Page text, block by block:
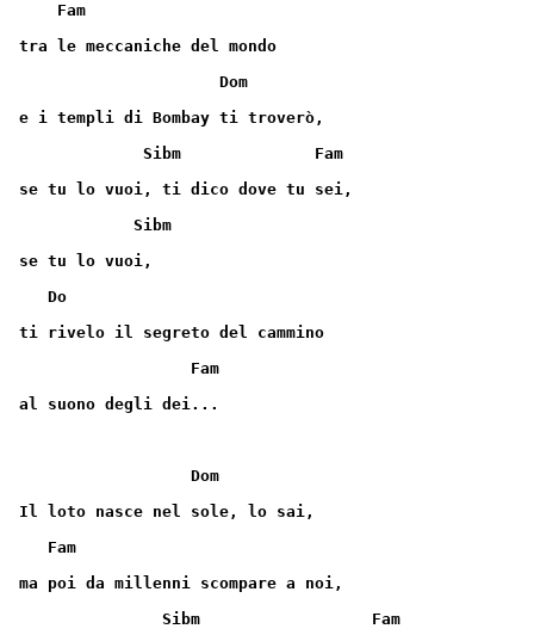
    Fam
tra le meccaniche del mondo
                     Dom
e i templi di Bombay ti troverò,
             Sibm              Fam
se tu lo vuoi, ti dico dove tu sei,
            Sibm
se tu lo vuoi,
   Do
ti rivelo il segreto del cammino
                  Fam
al suono degli dei...
                  Dom
Il loto nasce nel sole, lo sai,
   Fam
ma poi da millenni scompare a noi,
               Sibm                  Fam